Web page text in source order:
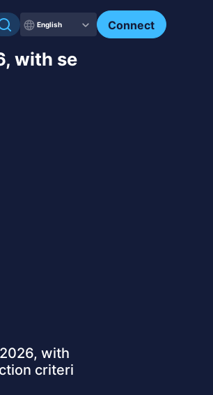
English Connect
with se
with
criteri